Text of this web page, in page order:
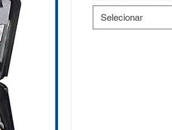
Selecionar